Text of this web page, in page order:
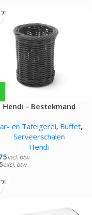
Hendi – Bestekmand
en Tafelgerei, Buffet,
Serveerschalen
Hendi
incl. btw
excl. btw